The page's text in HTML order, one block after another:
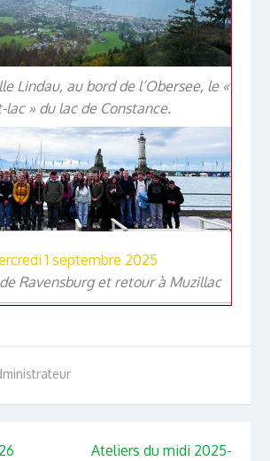
Lindau, au bord de l’Obersee, le «
lac » du lac de Constance.
1 septembre 2025
Ravensburg et retour à Muzillac
Ateliers du midi 2025-